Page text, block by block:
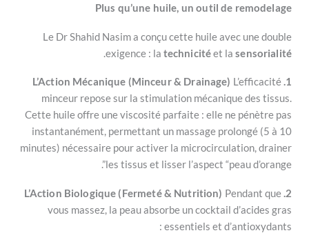
Plus qu’une huile, un outil de
Le Dr Shahid Nasim a conçu cette huile
exigence : la technicitéet la
.
minceur repose sur la stimulation
Cette huile offre une viscosité parfaite : elle ne
instantanément, permettant un massage
minutes) nécessaire pour activer la
les tissus et lisser l’aspect
vous massez, la peau absorbe un cocktail
essentiels et